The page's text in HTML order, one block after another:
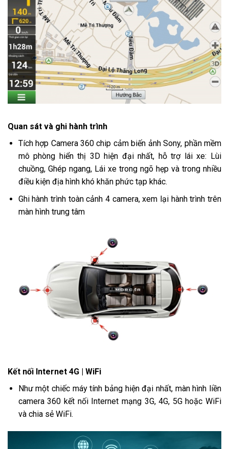
Quan sát và ghi hành trình
Tích hợp Camera 360 chip cảm biến ảnh Sony, phần mềm
mô phòng hiển thị 3D hiện đại nhất, hỗ trợ lái xe: Lùi
chuồng, Ghép ngang, Lái xe trong ngõ hẹp và trong nhiều
điều kiện địa hình khó khăn phức tạp khác.
Ghi hành trình toàn cảnh 4 camera, xem lại hành trình trên
màn hình trung tâm
Kết nối Internet 4G | WiFi
Như một chiếc máy tính bảng hiện đại nhất, màn hình liền
camera 360 kết nối Internet mạng 3G, 4G, 5G hoặc WiFi
và chia sẻ WiFi.